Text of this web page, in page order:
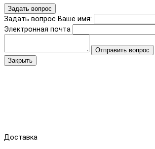
Задать вопрос
Задать вопрос Ваше имя:
Электронная почта
Отправить вопрос
Закрыть
Доставка